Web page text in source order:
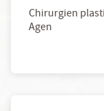
Chirurgien
Agen